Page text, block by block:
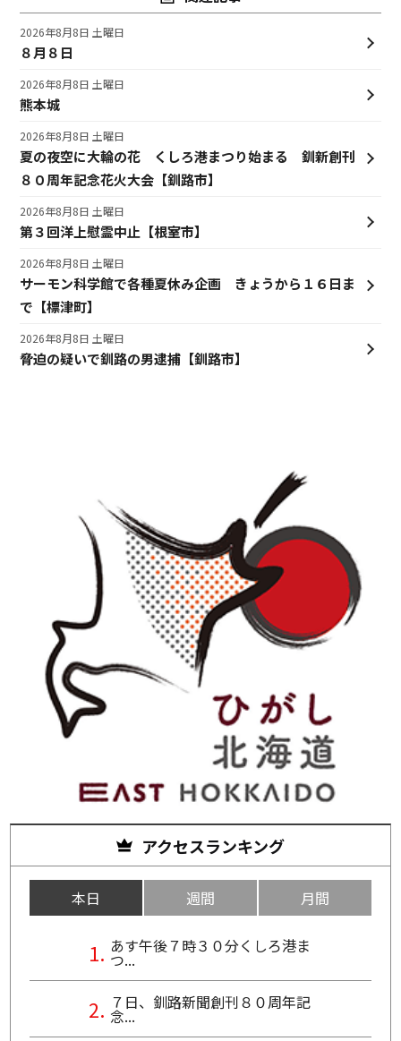
８月８日
2026年8月8日 土曜日
熊本城
2026年8月8日 土曜日
夏の夜空に大輪の花 くしろ港まつり始まる 釧新創刊
８０周年記念花火大会【釧路市】
2026年8月8日 土曜日
第３回洋上慰霊中止【根室市】
2026年8月8日 土曜日
サーモン科学館で各種夏休み企画 きょうから１６日ま
で【標津町】
2026年8月8日 土曜日
脅迫の疑いで釧路の男逮捕【釧路市】
2026年8月8日 土曜日
アクセスランキング
本日 週間 月間
あす午後７時３０分くしろ港ま
つ...
７日、釧路新聞創刊８０周年記
念...